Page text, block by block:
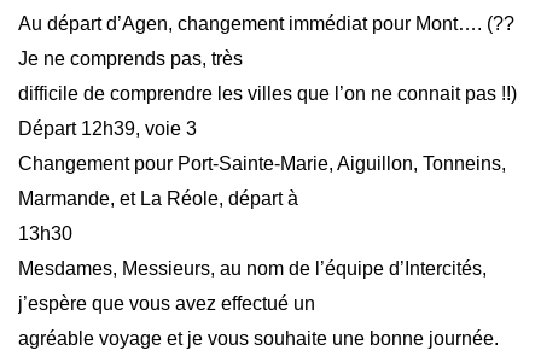
Au départ d’Agen, changement immédiat pour Mont…. (??
Je ne comprends pas, très
difficile de comprendre les villes que l’on ne connait pas !!)
Départ 12h39, voie 3
Changement pour Port-Sainte-Marie, Aiguillon, Tonneins,
Marmande, et La Réole, départ à
13h30
Mesdames, Messieurs, au nom de l’équipe d’Intercités,
j’espère que vous avez effectué un
agréable voyage et je vous souhaite une bonne journée.